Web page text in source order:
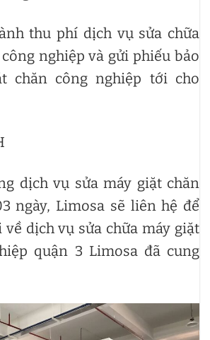
thu phí dịch vụ sửa chữa
nghiệp và gửi phiếu bảo
chăn công nghiệp tới cho
dịch vụ sửa máy giặt chăn
ngày, Limosa sẽ liên hệ để
dịch vụ sửa chữa máy giặt
quận 3 Limosa đã cung